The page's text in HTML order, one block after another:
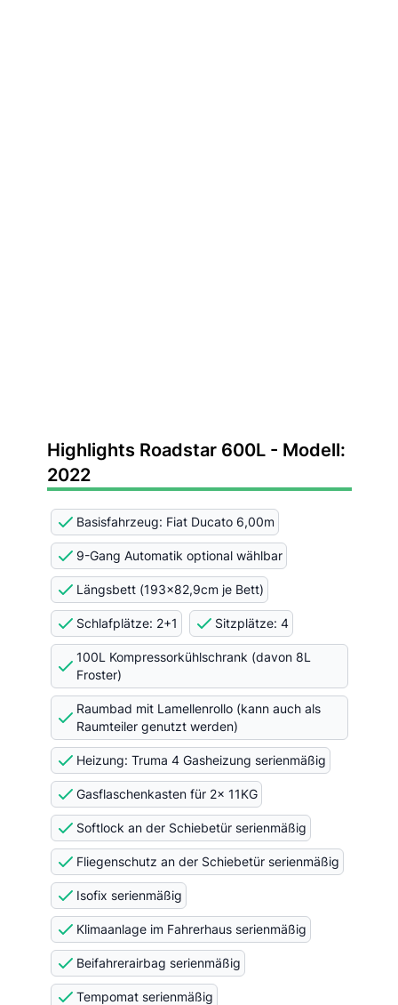
Highlights Roadstar 600L - Modell:
2022
Basisfahrzeug: Fiat Ducato 6,00m
9-Gang Automatik optional wählbar
Längsbett (193x82,9cm je Bett)
Schlafplätze: 2+1 Sitzplätze: 4
100L Kompressorkühlschrank (davon 8L
Froster)
Raumbad mit Lamellenrollo (kann auch als
Raumteiler genutzt werden)
Heizung: Truma 4 Gasheizung serienmäßig
Gasflaschenkasten für 2x 11KG
Softlock an der Schiebetür serienmäßig
Fliegenschutz an der Schiebetür serienmäßig
Isofix serienmäßig
Klimaanlage im Fahrerhaus serienmäßig
Beifahrerairbag serienmäßig
Tempomat serienmäßig